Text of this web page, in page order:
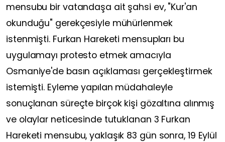
mensubu bir vatandaşa ait şahsi ev, "Kur'an
okunduğu" gerekçesiyle mühürlenmek
istenmişti. Furkan Hareketi mensupları bu
uygulamayı protesto etmek amacıyla
Osmaniye'de basın açıklaması gerçekleştirmek
istemişti. Eyleme yapılan müdahaleyle
sonuçlanan süreçte birçok kişi gözaltına alınmış
ve olaylar neticesinde tutuklanan 3 Furkan
Hareketi mensubu, yaklaşık 83 gün sonra, 19 Eylül